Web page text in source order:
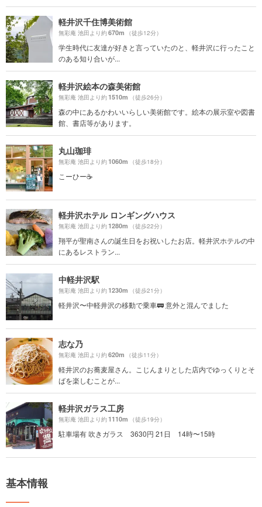
軽井沢千住博美術館
無彩庵 池田より約670m （徒歩12分）
学生時代に友達が好きと言っていたのと、軽井沢に行ったこと
のある知り合いが...
軽井沢絵本の森美術館
無彩庵 池田より約1510m （徒歩26分）
森の中にあるかわいいらしい美術館です。絵本の展示室や図書
館、書店等があります。
丸山珈琲
無彩庵 池田より約1060m （徒歩18分）
こーひー☕️
軽井沢ホテル ロンギングハウス
無彩庵 池田より約1280m （徒歩22分）
翔平が聖南さんの誕生日をお祝いしたお店。軽井沢ホテルの中
にあるレストラン...
中軽井沢駅
無彩庵 池田より約1230m （徒歩21分）
軽井沢〜中軽井沢の移動で乗車🚃 意外と混んでました
志な乃
無彩庵 池田より約620m （徒歩11分）
軽井沢のお蕎麦屋さん。こじんまりとした店内でゆっくりとそ
ばを楽しむことが...
軽井沢ガラス工房
無彩庵 池田より約1110m （徒歩19分）
駐車場有 吹きガラス 3630円 21日 14時〜15時
基本情報